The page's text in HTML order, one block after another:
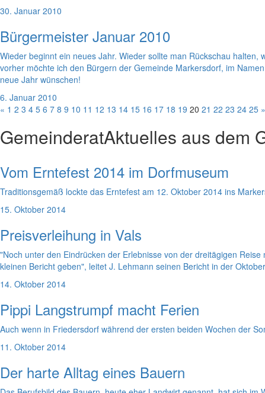
30. Januar 2010
Bürgermeister Januar 2010
Wieder beginnt ein neues Jahr. Wieder sollte man Rückschau
vorher möchte ich den Bürgern der Gemeinde Markersdorf, im
neue Jahr wünschen!
6. Januar 2010
« 1 2 3 4 5 6 7 8 9 10 11 12 13 14 15 16 17 18 19 20 21 22 23 24 25 »
GemeinderatAktuelles aus dem
Vom Erntefest 2014 im Dorfmuseum
Traditionsgemäß lockte das Erntefest am 12. Oktober 2014 ins
15. Oktober 2014
Preisverleihung in Vals
"Noch unter den Eindrücken der Erlebnisse von der dreitägigen
kleinen Bericht geben", leitet J. Lehmann seinen Bericht in der
14. Oktober 2014
Pippi Langstrumpf macht Ferien
Auch wenn in Friedersdorf während der ersten beiden Wochen der
11. Oktober 2014
Der harte Alltag eines Bauern